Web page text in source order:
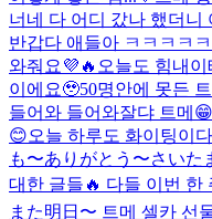
너네 다 어디 갔나 했더니
반갑다 애들아 ㅋㅋㅋㅋ
와줘요💜🔥 오늘도 힘내 이
이에요🥹50명안에 못든
들어와 들어와잘댜 트메😁
😊오늘 하루도 화이팅이
も〜ありがとう〜さいた
대한 글들🔥 다들 이번 한
また明日〜 트메 셀카 선